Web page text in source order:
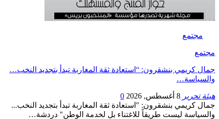
مجتمع
مجتمع
جمال كريمي بنشقرون: “استعادة ثقة المغاربة تبدأ بتجديد النخب…
والسياسة…
هيئة تحرير 8 أغسطس, 2026
0
جمال كريمي بنشقرون: "استعادة ثقة المغاربة تبدأ بتجديد النخب...
والسياسة ليست طريقاً للاغتناء بل لخدمة الوطن" دردشة…